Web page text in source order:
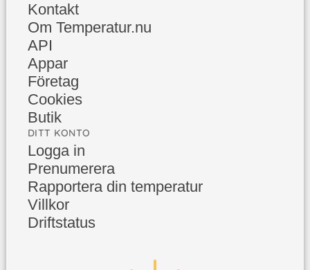
Kontakt
Om Temperatur.nu
API
Appar
Företag
Cookies
Butik
DITT KONTO
Logga in
Prenumerera
Rapportera din temperatur
Villkor
Driftstatus